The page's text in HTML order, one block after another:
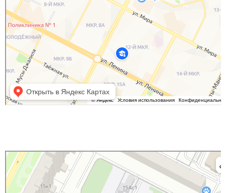
Эплайд
Курсы иностранных языков в Нижневартовске